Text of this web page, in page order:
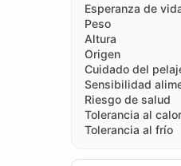
Esperanza de
Peso
Altura
Origen
Cuidado del
Sensibilidad
Riesgo de salud
Tolerancia al calor
Tolerancia al frío